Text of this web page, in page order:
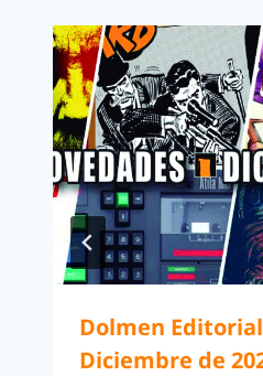
Dolmen
Diciembre de